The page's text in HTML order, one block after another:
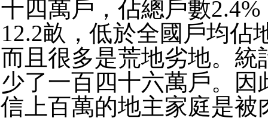
十四萬戶，佔總戶數
12.2畝，低於全國戶均佔
而且很多是荒地劣地。統
少了一百四十六萬戶。因
信上百萬的地主家庭是被